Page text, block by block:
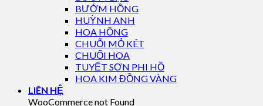
BƯỚM HỒNG
HUỲNH ANH
HOA HỒNG
CHUỐI MỎ KÉT
CHUỐI HOA
TUYẾT SƠN PHI HỒ
HOA KIM ĐỒNG VÀNG
LIÊN HỆ
WooCommerce not Found